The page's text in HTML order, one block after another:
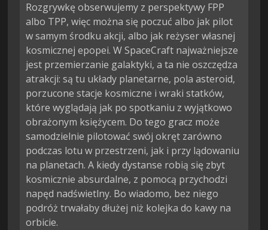
Rozgrywkę obserwujemy z perspektywy FPP
albo TPP, więc można się poczuć albo jak pilot
w samym środku akcji, albo jak reżyser własnej
kosmicznej epopei. W SpaceCraft najważniejsze
jest przemierzanie galaktyki, a ta nie oszczędza
atrakcji: są tu układy planetarne, pola asteroid,
porzucone stacje kosmiczne i wraki statków,
które wyglądają jak po spotkaniu z wyjątkowo
obrażonym księżycem. Do tego gracz może
samodzielnie pilotować swój okręt zarówno
podczas lotu w przestrzeni, jak i przy lądowaniu
na planetach. A kiedy dystanse robią się zbyt
kosmicznie absurdalne, z pomocą przychodzi
napęd nadświetlny. Bo wiadomo, bez niego
podróż trwałaby dłużej niż kolejka do kawy na
orbicie.